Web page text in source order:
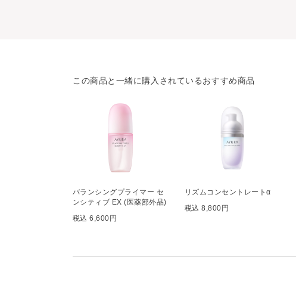
この商品と一緒に購入されているおすすめ商品
バランシングプライマー セ
ンシティブ EX (医薬部外品)
税込 6,600円
リズムコンセントレートα
税込 8,800円